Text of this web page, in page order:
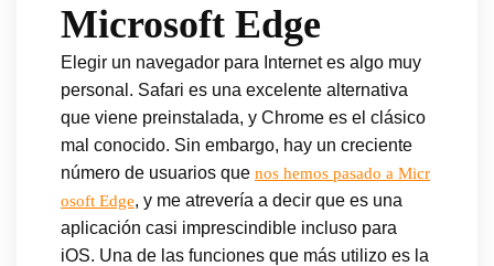
Microsoft Edge
Elegir un navegador para Internet es algo muy
personal. Safari es una excelente alternativa
que viene preinstalada, y Chrome es el clásico
mal conocido. Sin embargo, hay un creciente
número de usuarios que nos hemos pasado a Micr
osoft Edge, y me atrevería a decir que es una
aplicación casi imprescindible incluso para
iOS. Una de las funciones que más utilizo es la